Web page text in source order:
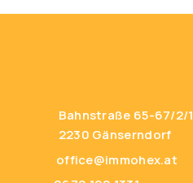
Bahnstraße 65-67/2/1
2230 Gänserndorf
office@immohex.at